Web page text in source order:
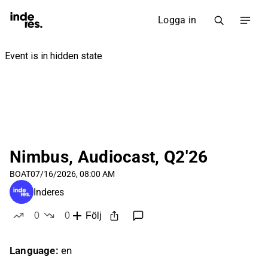
Logga in
Nimbus, Audiocast, Q2'26
BOAT07/16/2026, 08:00 AM
Inderes
0
0
Följ
Language: en